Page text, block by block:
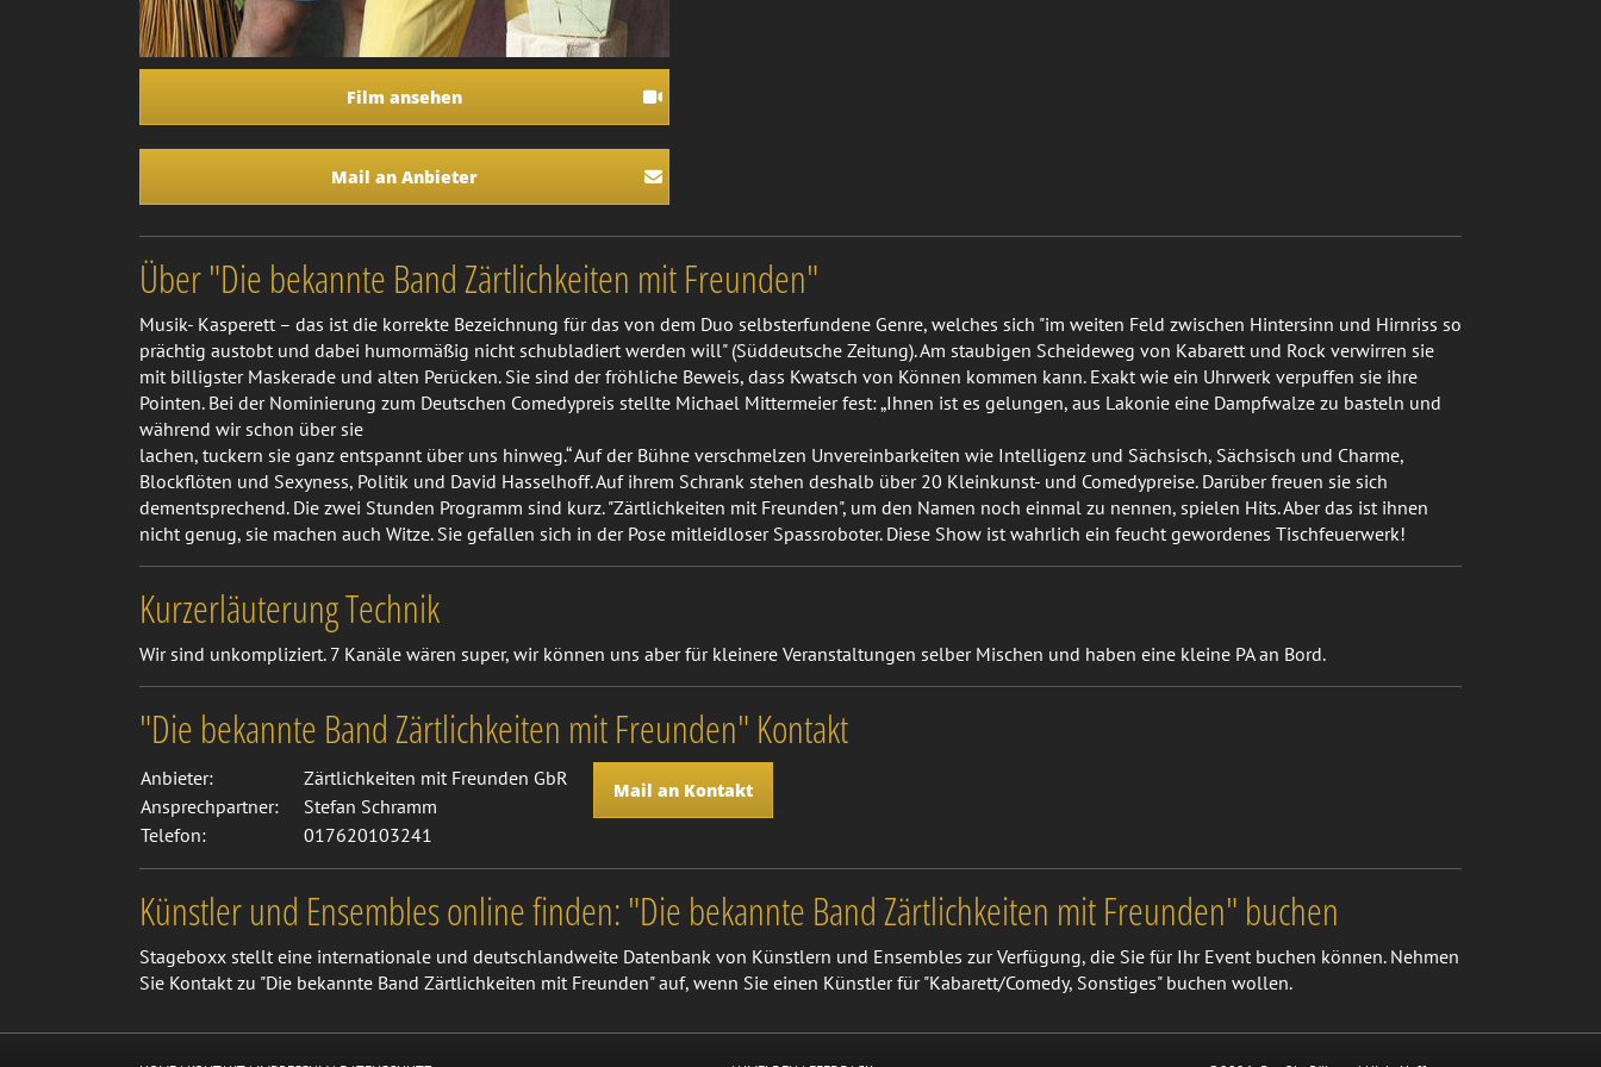
Film ansehen
Mail an Anbieter
Über "Die bekannte Band Zärtlichkeiten mit Freunden"
Musik- Kasperett – das ist die korrekte Bezeichnung für das von dem Duo selbsterfundene Genre, welches sich "im weiten Feld zwischen Hintersinn und Hirnriss so
prächtig austobt und dabei humormäßig nicht schubladiert werden will" (Süddeutsche Zeitung). Am staubigen Scheideweg von Kabarett und Rock verwirren sie
mit billigster Maskerade und alten Perücken. Sie sind der fröhliche Beweis, dass Kwatsch von Können kommen kann. Exakt wie ein Uhrwerk verpuffen sie ihre
Pointen. Bei der Nominierung zum Deutschen Comedypreis stellte Michael Mittermeier fest: „Ihnen ist es gelungen, aus Lakonie eine Dampfwalze zu basteln und
während wir schon über sie
lachen, tuckern sie ganz entspannt über uns hinweg.“ Auf der Bühne verschmelzen Unvereinbarkeiten wie Intelligenz und Sächsisch, Sächsisch und Charme,
Blockflöten und Sexyness, Politik und David Hasselhoff. Auf ihrem Schrank stehen deshalb über 20 Kleinkunst- und Comedypreise. Darüber freuen sie sich
dementsprechend. Die zwei Stunden Programm sind kurz. "Zärtlichkeiten mit Freunden", um den Namen noch einmal zu nennen, spielen Hits. Aber das ist ihnen
nicht genug, sie machen auch Witze. Sie gefallen sich in der Pose mitleidloser Spassroboter. Diese Show ist wahrlich ein feucht gewordenes Tischfeuerwerk!
Kurzerläuterung Technik
Wir sind unkompliziert. 7 Kanäle wären super, wir können uns aber für kleinere Veranstaltungen selber Mischen und haben eine kleine PA an Bord.
"Die bekannte Band Zärtlichkeiten mit Freunden" Kontakt
Mail an Kontakt
Anbieter:
Zärtlichkeiten mit Freunden GbR
Ansprechpartner:
Stefan Schramm
Telefon:
017620103241
Künstler und Ensembles online finden: "Die bekannte Band Zärtlichkeiten mit Freunden" buchen
Stageboxx stellt eine internationale und deutschlandweite Datenbank von Künstlern und Ensembles zur Verfügung, die Sie für Ihr Event buchen können. Nehmen
Sie Kontakt zu "Die bekannte Band Zärtlichkeiten mit Freunden" auf, wenn Sie einen Künstler für "Kabarett/Comedy, Sonstiges" buchen wollen.